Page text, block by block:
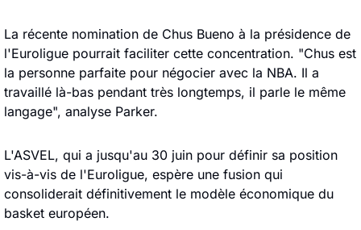
La récente nomination de Chus Bueno à la présidence de
l'Euroligue pourrait faciliter cette concentration. "Chus est
la personne parfaite pour négocier avec la NBA. Il a
travaillé là-bas pendant très longtemps, il parle le même
langage", analyse Parker.
L'ASVEL, qui a jusqu'au 30 juin pour définir sa position
vis-à-vis de l'Euroligue, espère une fusion qui
consoliderait définitivement le modèle économique du
basket européen.